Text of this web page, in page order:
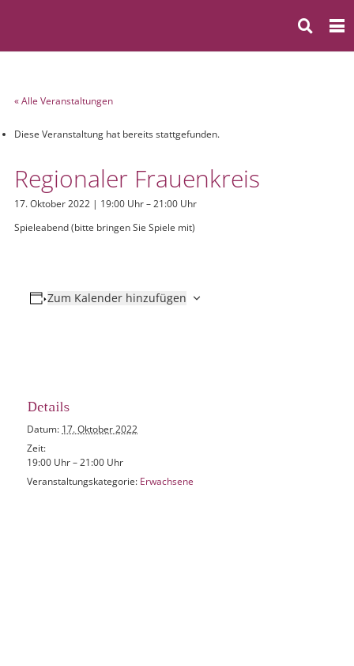
« Alle Veranstaltungen
Diese Veranstaltung hat bereits stattgefunden.
Regionaler Frauenkreis
17. Oktober 2022 | 19:00 Uhr–21:00 Uhr
Spieleabend (bitte bringen Sie Spiele mit)
Zum Kalender hinzufügen
Details
Datum: 17. Oktober 2022
Zeit:
19:00 Uhr – 21:00 Uhr
Veranstaltungskategorie: Erwachsene